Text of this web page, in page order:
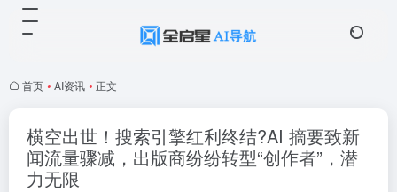
首页 • AI资讯 • 正文
横空出世！​搜索引擎红利终结?AI 摘要致新
闻流量骤减，出版商纷纷转型“创作者”，潜
力无限